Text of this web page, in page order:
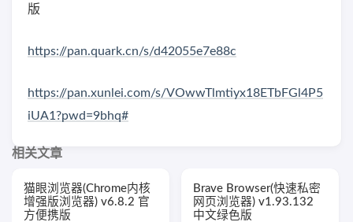
版
https://pan.quark.cn/s/d42055e7e88c
https://pan.xunlei.com/s/VOwwTlmtiyx18ETbFGl4P5
iUA1?pwd=9bhq#
相关文章
猫眼浏览器(Chrome内核
增强版浏览器) v6.8.2 官
方便携版
Brave Browser(快速私密
网页浏览器) v1.93.132
中文绿色版